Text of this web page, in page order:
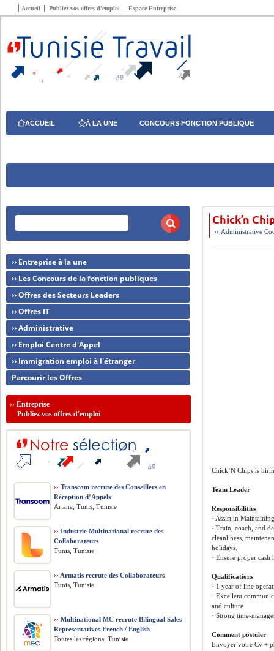
Accueil Publiez vos offres d’emploi Espace Entreprise
ACCUEIL À LA UNE CONCOURS FONCTION PUBLIQUE
Chick’n
›› Administrative
Chick’N Chips is
Team Leader
Responsibilities
· Assist in
· Train, coach, and
cleanliness,
holidays.
· Ensure proper
Qualifications
· 1 year of line
· Excellent
and culture
· Strong time-
Comment postuler
Envoyer votre Cv +
›› Entreprise à la une
›› Les Concours de la fonction publiques
›› Offres des Secteurs Leaders
›› Offres IT
›› Administrative
›› Emploi Centre d'Appel
›› Immigration emploi à l'étranger
Parcourir les Offres
››Entreprise
Publiez vos offres d'emploi
›› Transcom recrute des Conseillers en
Réception d’Appels
Ariana, Tunis, Tunisie
›› Industrie Multinational recrute des
Collaborateurs
Tunis, Tunisie
›› Armatis recrute des Collaborateurs
Tunis, Tunisie
›› Multinational MC recrute Bilingual Sales
Representatives French / English
Toutes les régions, Tunisie